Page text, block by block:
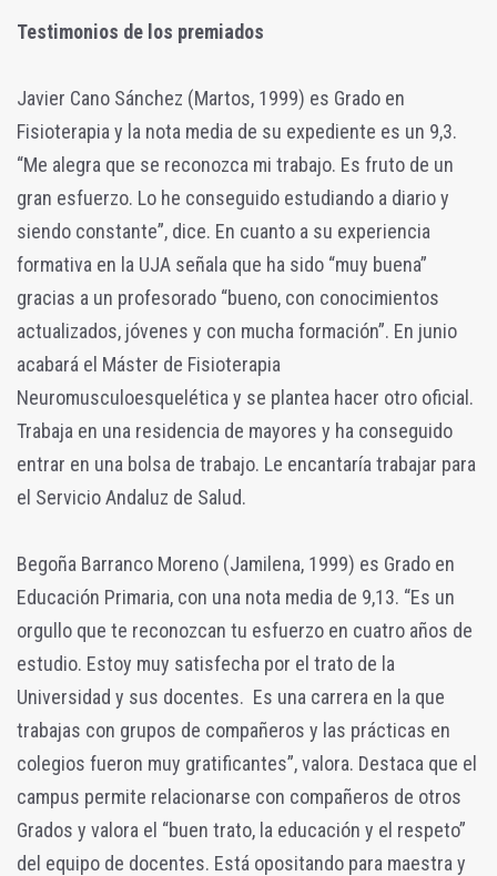
Testimonios de los premiados
Javier Cano Sánchez (Martos, 1999) es Grado en
Fisioterapia y la nota media de su expediente es un 9,3.
“Me alegra que se reconozca mi trabajo. Es fruto de un
gran esfuerzo. Lo he conseguido estudiando a diario y
siendo constante”, dice. En cuanto a su experiencia
formativa en la UJA señala que ha sido “muy buena”
gracias a un profesorado “bueno, con conocimientos
actualizados, jóvenes y con mucha formación”. En junio
acabará el Máster de Fisioterapia
Neuromusculoesquelética y se plantea hacer otro oficial.
Trabaja en una residencia de mayores y ha conseguido
entrar en una bolsa de trabajo. Le encantaría trabajar para
el Servicio Andaluz de Salud.
Begoña Barranco Moreno (Jamilena, 1999) es Grado en
Educación Primaria, con una nota media de 9,13. “Es un
orgullo que te reconozcan tu esfuerzo en cuatro años de
estudio. Estoy muy satisfecha por el trato de la
Universidad y sus docentes. Es una carrera en la que
trabajas con grupos de compañeros y las prácticas en
colegios fueron muy gratificantes”, valora. Destaca que el
campus permite relacionarse con compañeros de otros
Grados y valora el “buen trato, la educación y el respeto”
del equipo de docentes. Está opositando para maestra y